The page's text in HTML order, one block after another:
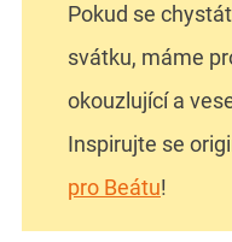
Pokud se
svátku, máme
okouzlující a
Inspirujte se
pro Beátu!